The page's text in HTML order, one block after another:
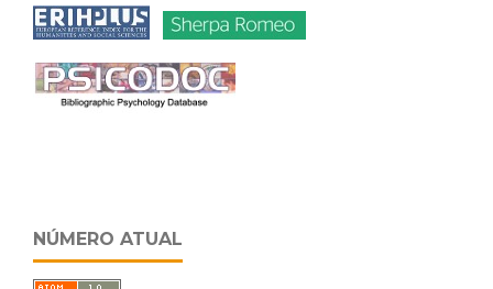
NÚMERO ATUAL